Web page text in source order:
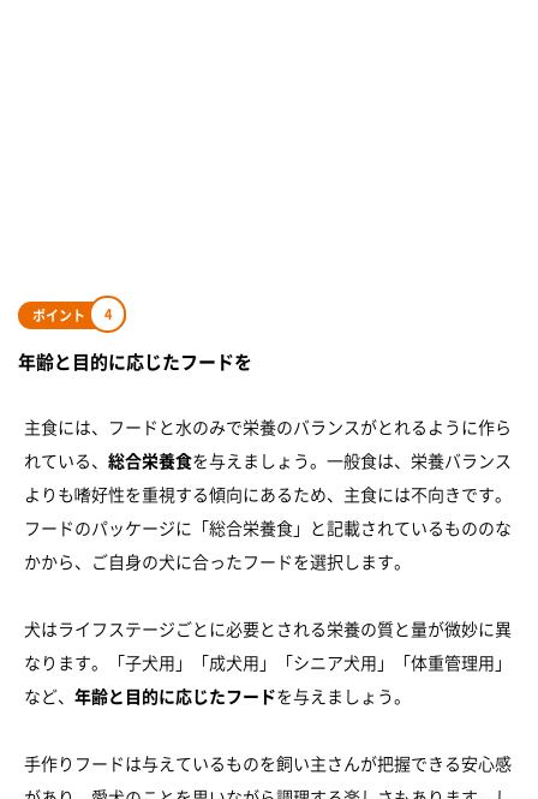
ポイント 4
年齢と目的に応じたフードを
主食には、フードと水のみで栄養のバランスがとれるように作ら
れている、 総合栄養食を与えましょう。一般食は、栄養バランス
よりも嗜好性を重視する傾向にあるため、主食には不向きです。
フードのパッケージに「総合栄養食」と記載されているもののな
かから、ご自身の犬に合ったフードを選択します。
犬はライフステージごとに必要とされる栄養の質と量が微妙に異
なります。「子犬用」「成犬用」「シニア犬用」「体重管理用」
など、 年齢と目的に応じたフードを与えましょう。
手作りフードは与えているものを飼い主さんが把握できる安心感